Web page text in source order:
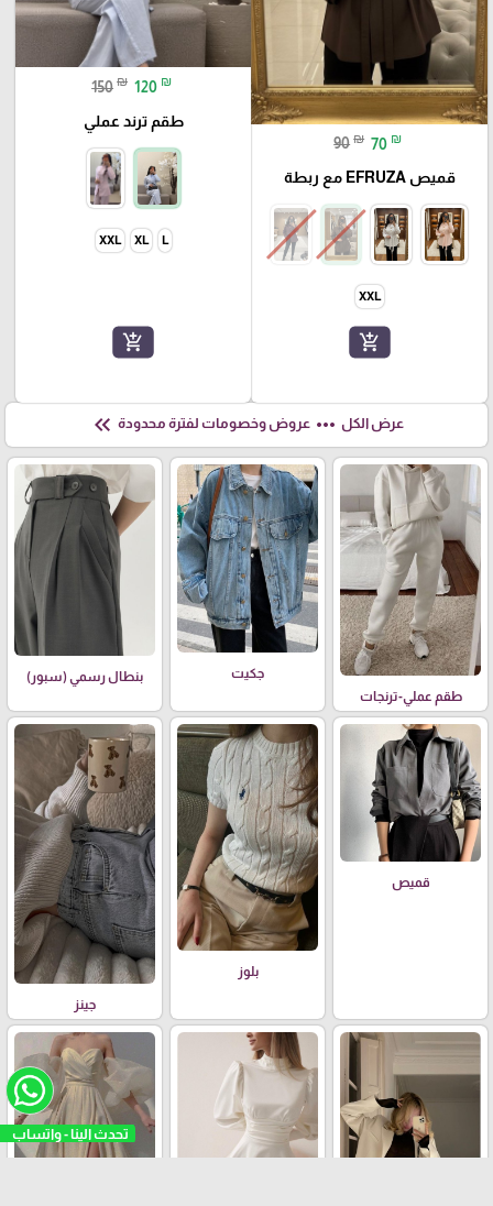
90 ₪ 70 ₪
قميص EFRUZA مع ربطة
XXL
add_shopping_cart
150 ₪ 120 ₪
طقم ترند عملي
L
XL
XXL
add_shopping_cart
عرض الكل more_horiz عروض وخصومات لفترة محدودة keyboard_double_arrow_left
طقم عملي-ترنجات
جكيت بنطال رسمي (سبور)
قميص
بلوز
جينز